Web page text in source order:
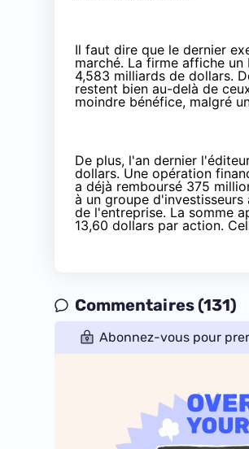
Il faut dire que le dernier
marché. La firme affiche
4,583 milliards de dollars.
restent bien au-delà de
moindre bénéfice, malgré
De plus, l'an dernier
dollars. Une opération
a déjà remboursé 375
à un groupe
de l'entreprise. La somme
13,60 dollars par action.
Commentaires (131)
Abonnez-vous pour